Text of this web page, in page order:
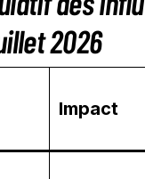
2026
Impact